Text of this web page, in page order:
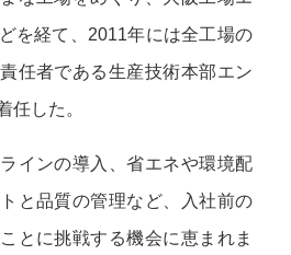
を経て、2011年には全工場の
任者である生産技術本部エン
任した。
インの導入、省エネや環境配
と品質の管理など、入社前の
とに挑戦する機会に恵まれま